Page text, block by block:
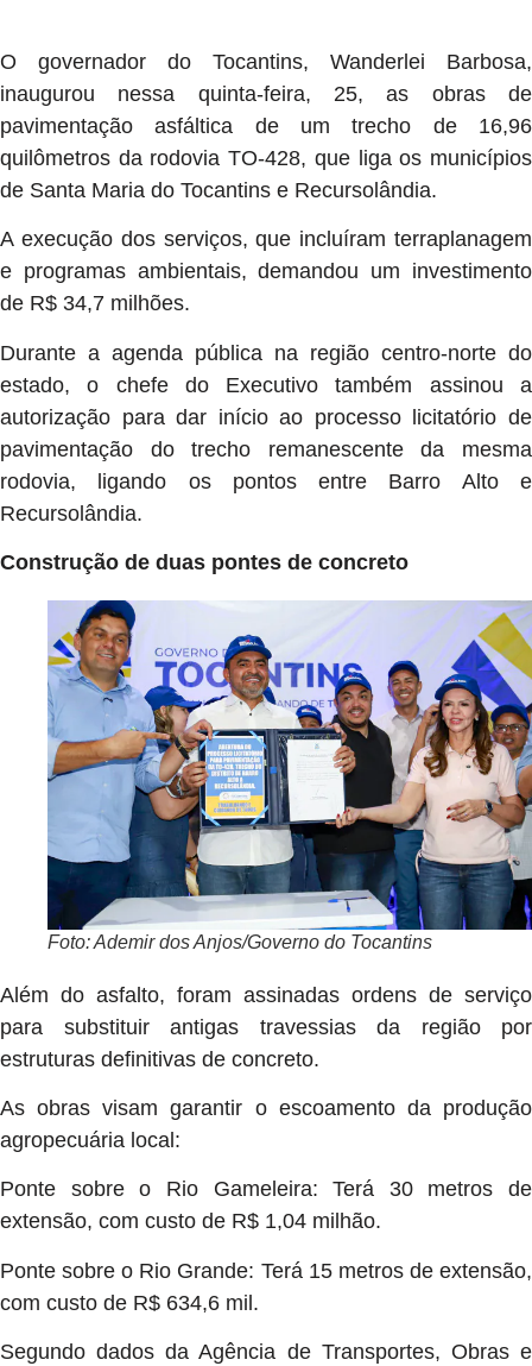
O governador do Tocantins, Wanderlei Barbosa,
inaugurou nessa quinta-feira, 25, as obras de
pavimentação asfáltica de um trecho de 16,96
quilômetros da rodovia TO-428, que liga os municípios
de Santa Maria do Tocantins e Recursolândia.
A execução dos serviços, que incluíram terraplanagem
e programas ambientais, demandou um investimento
de R$ 34,7 milhões.
Durante a agenda pública na região centro-norte do
estado, o chefe do Executivo também assinou a
autorização para dar início ao processo licitatório de
pavimentação do trecho remanescente da mesma
rodovia, ligando os pontos entre Barro Alto e
Recursolândia.
Construção de duas pontes de concreto
Foto: Ademir dos Anjos/Governo do Tocantins
Além do asfalto, foram assinadas ordens de serviço
para substituir antigas travessias da região por
estruturas definitivas de concreto.
As obras visam garantir o escoamento da produção
agropecuária local:
Ponte sobre o Rio Gameleira: Terá 30 metros de
extensão, com custo de R$ 1,04 milhão.
Ponte sobre o Rio Grande: Terá 15 metros de extensão,
com custo de R$ 634,6 mil.
Segundo dados da Agência de Transportes, Obras e